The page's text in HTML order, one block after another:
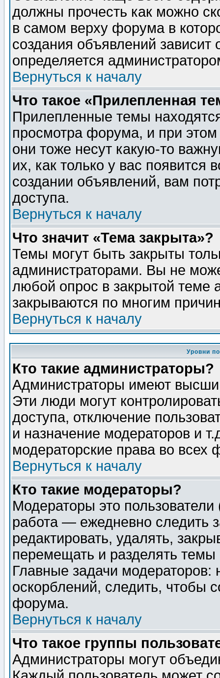
должны прочесть как можно
в самом верху форума в
создания объявлений зависит
определяется
Вернуться к началу
Что такое «Прилепленная
Прилепленные темы
просмотра форума, и при
они тоже несут какую-то
их, как только у вас появится
создании объявлений, вам
доступа.
Вернуться к началу
Что значит «Тема закрыта»?
Темы могут быть закрыты
администраторами. Вы не
любой опрос в закрытой теме
закрываются по многим
Вернуться к началу
Уровни
Кто такие администраторы?
Администраторы имеют
Эти люди могут
доступа, отключение
и назначение модераторов и
модераторские права во всех
Вернуться к началу
Кто такие модераторы?
Модераторы это
работа — ежедневно следить
редактировать, удалять,
перемещать и разделять
Главные задачи
оскорблений, следить, чтобы
форума.
Вернуться к началу
Что такое группы
Администраторы могут